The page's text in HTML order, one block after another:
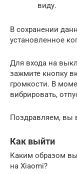
виду.
В сохранении
установленное
Для входа на
зажмите кнопку
громкости. В
вибрировать,
Поздравляем, вы
Как выйти
Каким образом
на Xiaomi?